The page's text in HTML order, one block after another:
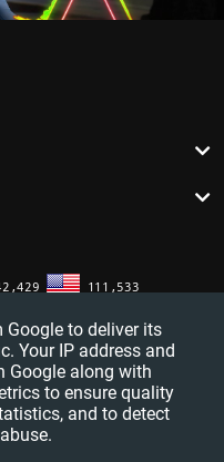
to deliver its
Your IP address and
Google along with
to ensure quality
and to detect